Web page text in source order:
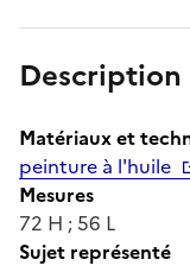
Description
Matériaux et
peinture à l'huile
Mesures
72 H ; 56 L
Sujet représenté